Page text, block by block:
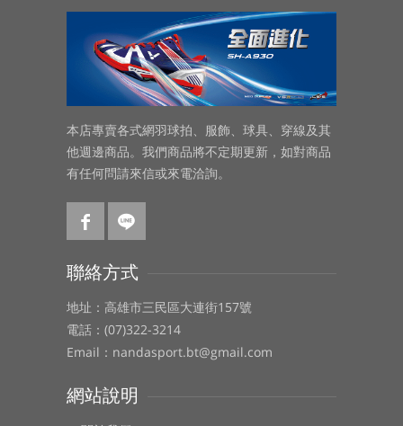
本店專賣各式網羽球拍、服飾、球具、穿線及其
他週邊商品。我們商品將不定期更新，如對商品
有任何問請來信或來電洽詢。
聯絡方式
地址：高雄市三民區大連街157號
電話：(07)322-3214
Email：nandasport.bt@gmail.com
網站說明